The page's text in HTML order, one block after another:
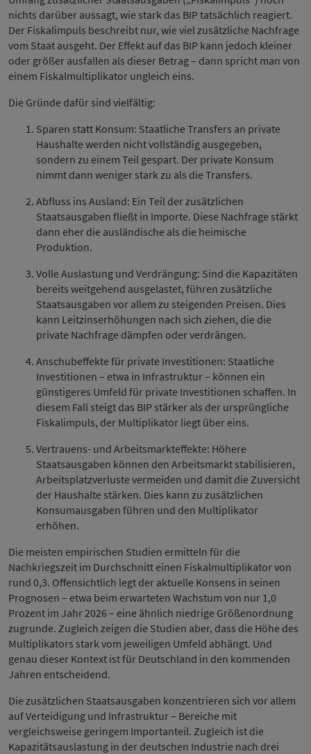
nichts darüber aussagt, wie stark das BIP tatsächlich reagiert.
Der Fiskalimpuls beschreibt nur, wie viel zusätzliche Nachfrage
vom Staat ausgeht. Der Effekt auf das BIP kann jedoch kleiner
oder größer ausfallen als dieser Betrag – dann spricht man von
einem Fiskalmultiplikator ungleich eins.
Die Gründe dafür sind vielfältig:
Sparen statt Konsum: Staatliche Transfers an private
Haushalte werden nicht vollständig ausgegeben,
sondern zu einem Teil gespart. Der private Konsum
nimmt dann weniger stark zu als die Transfers.
Abfluss ins Ausland: Ein Teil der zusätzlichen
Staatsausgaben fließt in Importe. Diese Nachfrage stärkt
dann eher die ausländische als die heimische
Produktion.
Volle Auslastung und Verdrängung: Sind die Kapazitäten
bereits weitgehend ausgelastet, führen zusätzliche
Staatsausgaben vor allem zu steigenden Preisen. Dies
kann Leitzinserhöhungen nach sich ziehen, die die
private Nachfrage dämpfen oder verdrängen.
Anschubeffekte für private Investitionen: Staatliche
Investitionen – etwa in Infrastruktur – können ein
günstigeres Umfeld für private Investitionen schaffen. In
diesem Fall steigt das BIP stärker als der ursprüngliche
Fiskalimpuls, der Multiplikator liegt über eins.
Vertrauens- und Arbeitsmarkteffekte: Höhere
Staatsausgaben können den Arbeitsmarkt stabilisieren,
Arbeitsplatzverluste vermeiden und damit die Zuversicht
der Haushalte stärken. Dies kann zu zusätzlichen
Konsumausgaben führen und den Multiplikator
erhöhen.
Die meisten empirischen Studien ermitteln für die
Nachkriegszeit im Durchschnitt einen Fiskalmultiplikator von
rund 0,3. Offensichtlich legt der aktuelle Konsens in seinen
Prognosen – etwa beim erwarteten Wachstum von nur 1,0
Prozent im Jahr 2026 – eine ähnlich niedrige Größenordnung
zugrunde. Zugleich zeigen die Studien aber, dass die Höhe des
Multiplikators stark vom jeweiligen Umfeld abhängt. Und
genau dieser Kontext ist für Deutschland in den kommenden
Jahren entscheidend.
Die zusätzlichen Staatsausgaben konzentrieren sich vor allem
auf Verteidigung und Infrastruktur – Bereiche mit
vergleichsweise geringem Importanteil. Zugleich ist die
Kapazitätsauslastung in der deutschen Industrie nach drei